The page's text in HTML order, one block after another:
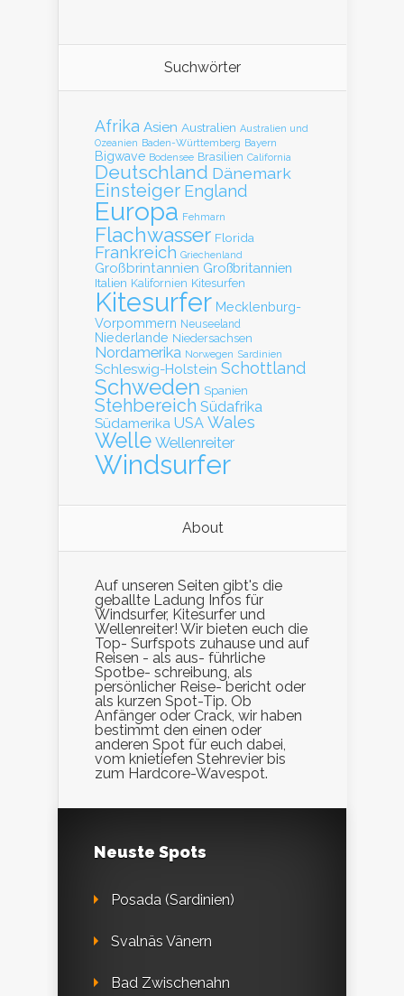
Suchwörter
Afrika Asien Australien Australien und
Ozeanien Baden-Württemberg Bayern
Bigwave Bodensee Brasilien California
Deutschland Dänemark
Einsteiger England
Europa Fehmarn
Flachwasser Florida
Frankreich Griechenland
Großbrintannien Großbritannien
Italien Kalifornien Kitesurfen
Kitesurfer Mecklenburg-
Vorpommern Neuseeland
Niederlande Niedersachsen
Nordamerika Norwegen Sardinien
Schleswig-Holstein Schottland
Schweden Spanien
Stehbereich Südafrika
Südamerika USA Wales
Welle Wellenreiter
Windsurfer
About
Auf unseren Seiten gibt's die
geballte Ladung Infos für
Windsurfer, Kitesurfer und
Wellenreiter! Wir bieten euch die
Top- Surfspots zuhause und auf
Reisen - als aus- führliche
Spotbe- schreibung, als
persönlicher Reise- bericht oder
als kurzen Spot-Tip. Ob
Anfänger oder Crack, wir haben
bestimmt den einen oder
anderen Spot für euch dabei,
vom knietiefen Stehrevier bis
zum Hardcore-Wavespot.
Neuste Spots
Posada (Sardinien)
Svalnäs Vänern
Bad Zwischenahn